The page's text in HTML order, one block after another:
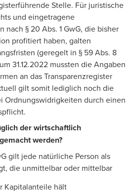
Stelle. Für juristische
und eingetragene
nach § 20 Abs. 1 GwG, die bisher
profitiert haben, galten
(geregelt in § 59 Abs. 8
31.12.2022 mussten die Angaben
an das Transparenzregister
gilt somit lediglich noch die
Ordnungswidrigkeiten durch einen
der wirtschaftlich
werden?
gilt jede natürliche Person als
die unmittelbar oder mittelbar
Kapitalanteile hält